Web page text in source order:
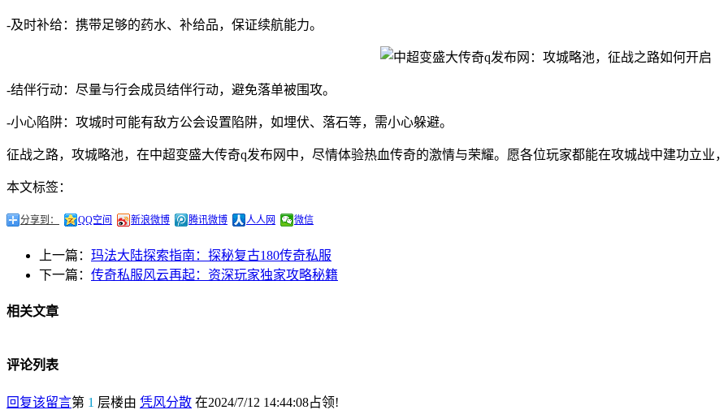
-及时补给：携带足够的药水、补给品，保证续航能力。
-结伴行动：尽量与行会成员结伴行动，避免落单被围攻。
-小心陷阱：攻城时可能有敌方公会设置陷阱，如埋伏、落石等，需小心躲避。
征战之路，攻城略池，在中超变盛大传奇q发布网中，尽情体验热血传奇的激情与荣耀。愿各位玩家都能在攻城战中建功立业，
本文标签：
分享到： QQ空间 新浪微博 腾讯微博 人人网 微信
上一篇： 玛法大陆探索指南：探秘复古180传奇私服
下一篇： 传奇私服风云再起：资深玩家独家攻略秘籍
相关文章
评论列表
回复该留言第 1 层楼由 凭风分散 在2024/7/12 14:44:08占领!